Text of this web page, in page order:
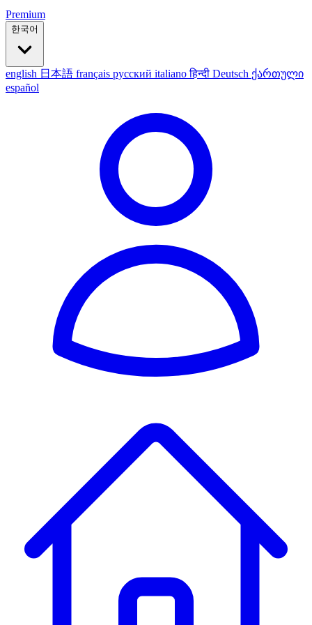
Premium
한국어
english 日本語 français русский italianoहिन्दी Deutsch ქართული
español